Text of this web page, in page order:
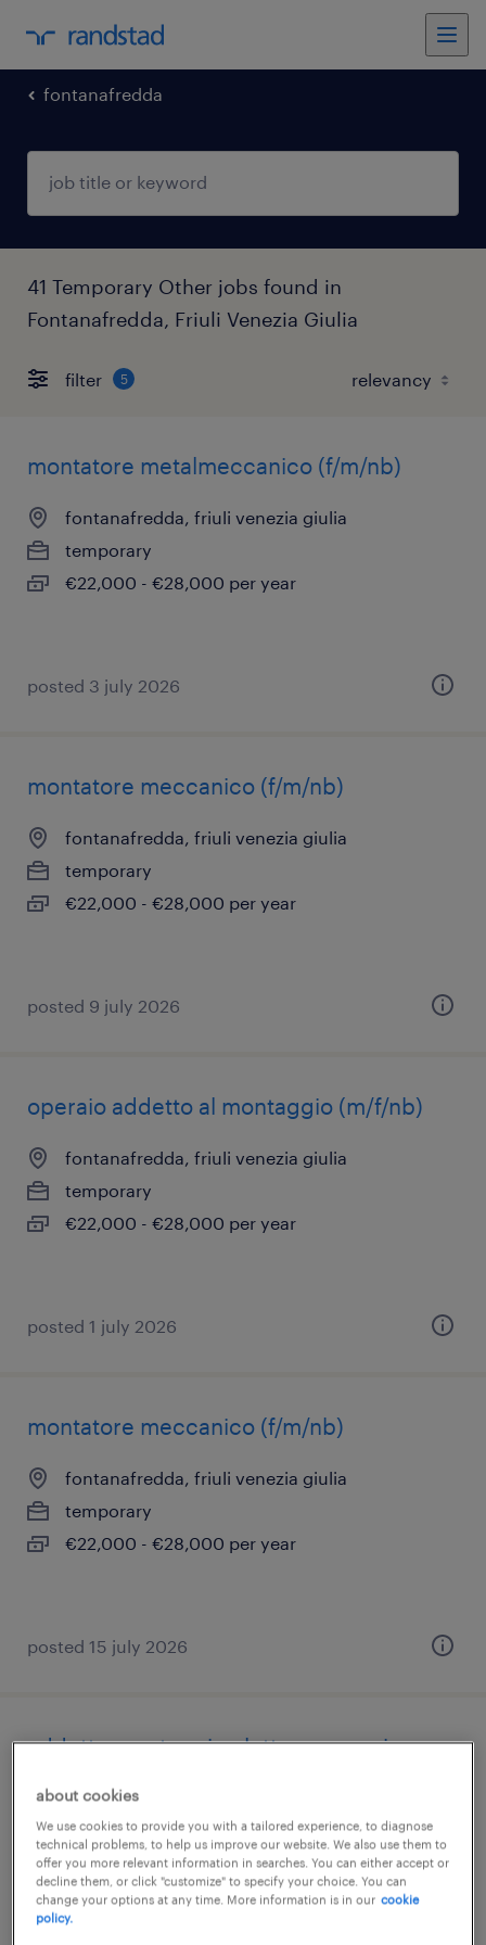
fontanafredda
41 Temporary Other jobs found in
Fontanafredda, Friuli Venezia Giulia
filter 5
montatore metalmeccanico (f/m/nb)
fontanafredda, friuli venezia giulia
temporary
€22,000 - €28,000 per year
posted 3 july 2026
montatore meccanico (f/m/nb)
fontanafredda, friuli venezia giulia
temporary
€22,000 - €28,000 per year
posted 9 july 2026
operaio addetto al montaggio (m/f/nb)
fontanafredda, friuli venezia giulia
temporary
€22,000 - €28,000 per year
posted 1 july 2026
montatore meccanico (f/m/nb)
fontanafredda, friuli venezia giulia
temporary
€22,000 - €28,000 per year
posted 15 july 2026
addetto montaggio elettromeccanico
fontanafredda, friuli venezia giulia
temporary
€22,000 - €28,000 per year
about cookies
We use cookies to provide you with a tailored experience, to diagnose
technical problems, to help us improve our website. We also use them to
offer you more relevant information in searches. You can either accept or
decline them, or click "customize" to specify your choice. You can
change your options at any time. More information is in our cookie
policy.